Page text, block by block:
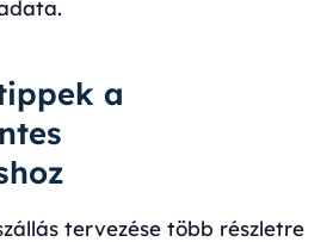
a
tervezése több részletre